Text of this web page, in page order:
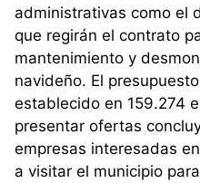
administrativas como el
que regirán el contrato
mantenimiento y
navideño. El
establecido en 159.274
presentar ofertas
empresas interesadas
a visitar el municipio